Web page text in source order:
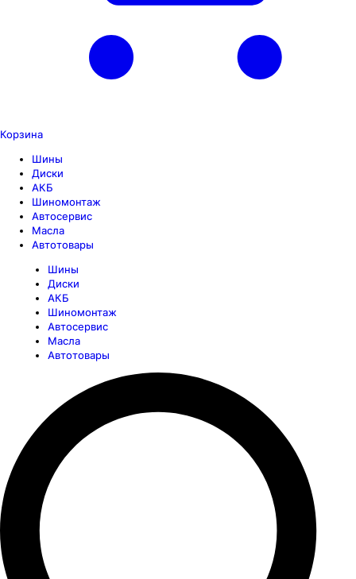
Корзина
Шины
Диски
АКБ
Шиномонтаж
Автосервис
Масла
Автотовары
Шины
Диски
АКБ
Шиномонтаж
Автосервис
Масла
Автотовары